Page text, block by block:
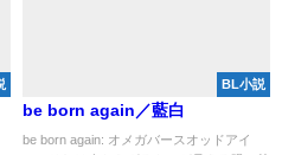
BL小説
be born again／藍白
be born again: オメガバースオッドアイ